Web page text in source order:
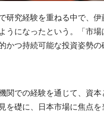
研究経験を重ねる中で、
うになったという。「市
かつ持続可能な投資姿勢の
関での経験を通じて、資
を礎に、日本市場に焦点